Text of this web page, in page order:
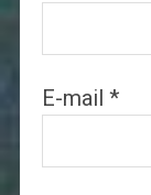
E-mail *